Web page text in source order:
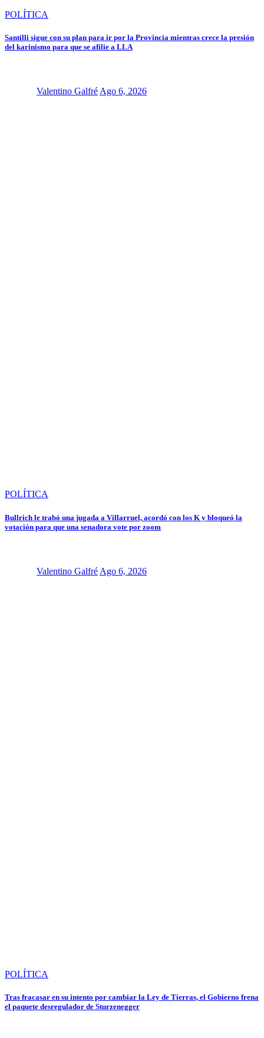
POLÍTICA
Santilli sigue con su plan para ir por la Provincia mientras crece la presión
del karinismo para que se afilie a LLA
Valentino GalfréAgo 6, 2026
POLÍTICA
Bullrich le trabó una jugada a Villarruel, acordó con los K y bloqueó la
votación para que una senadora vote por zoom
Valentino Galfré Ago 6, 2026
POLÍTICA
Tras fracasar en su intento por cambiar la Ley de Tierras, el Gobierno frena
el paquete desregulador de Sturzenegger